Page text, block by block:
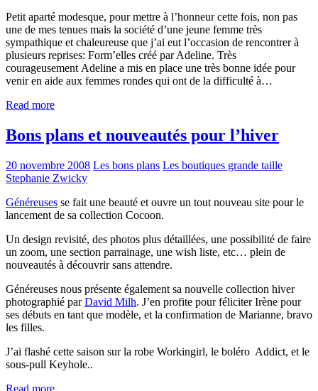
Petit aparté modesque, pour mettre à l’honneur cette fois, non pas
une de mes tenues mais la société d’une jeune femme très
sympathique et chaleureuse que j’ai eut l’occasion de rencontrer à
plusieurs reprises: Form’elles créé par Adeline. Très
courageusement Adeline a mis en place une très bonne idée pour
venir en aide aux femmes rondes qui ont de la difficulté à…
Read more
Bons plans et nouveautés pour l’hiver
20 novembre 2008 Les bons plans Les boutiques grande taille
Stephanie Zwicky
Généreuses se fait une beauté et ouvre un tout nouveau site pour le
lancement de sa collection Cocoon.
Un design revisité, des photos plus détaillées, une possibilité de faire
un zoom, une section parrainage, une wish liste, etc… plein de
nouveautés à découvrir sans attendre.
Généreuses nous présente également sa nouvelle collection hiver
photographié parDavid Milh. J’en profite pour féliciter Irène pour
ses débuts en tant que modèle, et la confirmation de Marianne, bravo
les filles.
J’ai flashé cette saison sur la robe Workingirl, le boléro Addict, et le
sous-pull Keyhole..
Read more